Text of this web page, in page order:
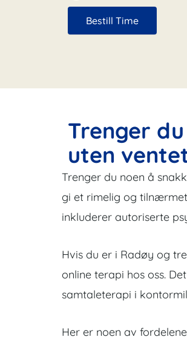
Bestill Time
Trenger
uten
Trenger du noen å
gi et rimelig og
inkluderer autoriserte
Hvis du er i Radøy og
online terapi hos oss.
samtaleterapi i
Her er noen av